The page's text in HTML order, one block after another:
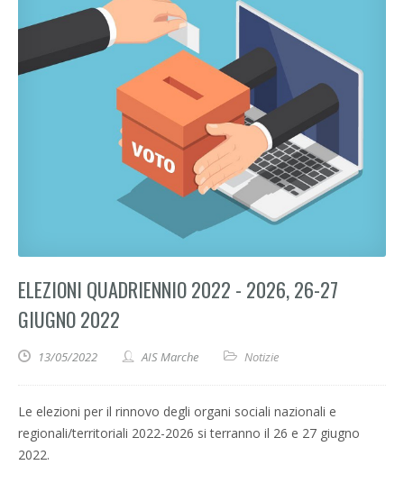
ELEZIONI QUADRIENNIO 2022 - 2026, 26-27
GIUGNO 2022
13/05/2022 AIS Marche Notizie
Le elezioni per il rinnovo degli organi sociali nazionali e
regionali/territoriali 2022-2026 si terranno il 26 e 27 giugno
2022.